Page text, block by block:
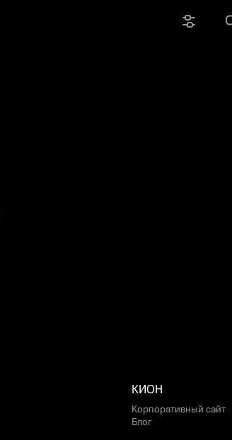
КИОН
Корпоративный сайт
Блог